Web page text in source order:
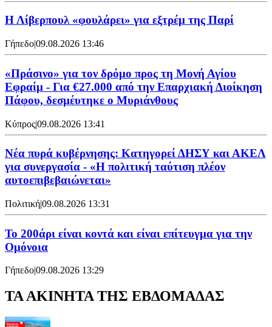
Η Λίβερπουλ «φουλάρει» για εξτρέμ της Παρί
Γήπεδο|09.08.2026 13:46
«Πράσινο» για τον δρόμο προς τη Μονή Αγίου
Εφραίμ - Για €27.000 από την Επαρχιακή Διοίκηση
Πάφου, δεσμέυτηκε ο Μυριάνθους
Κύπρος|09.08.2026 13:41
Νέα πυρά κυβέρνησης: Κατηγορεί ΔΗΣΥ και ΑΚΕΛ
για συνεργασία - «Η πολιτική ταύτιση πλέον
αυτοεπιβεβαιώνεται»
Πολιτική|09.08.2026 13:31
Το 200άρι είναι κοντά και είναι επίτευγμα για την
Ομόνοια
Γήπεδο|09.08.2026 13:29
ΤΑ ΑΚΙΝΗΤΑ ΤΗΣ ΕΒΔΟΜΑΔΑΣ